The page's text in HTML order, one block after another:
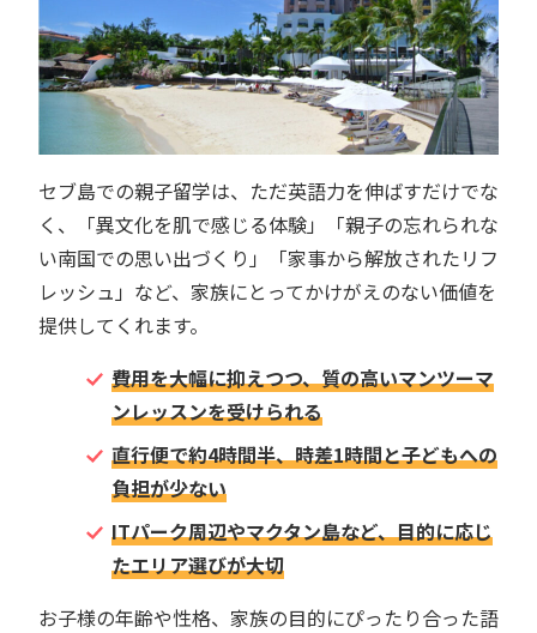
セブ島での親子留学は、ただ英語力を伸ばすだけでな
く、「異文化を肌で感じる体験」「親子の忘れられな
い南国での思い出づくり」「家事から解放されたリフ
レッシュ」など、家族にとってかけがえのない価値を
提供してくれます。
費用を大幅に抑えつつ、質の高いマンツーマ
ンレッスンを受けられる
直行便で約4時間半、時差1時間と子どもへの
負担が少ない
ITパーク周辺やマクタン島など、目的に応じ
たエリア選びが大切
お子様の年齢や性格、家族の目的にぴったり合った語